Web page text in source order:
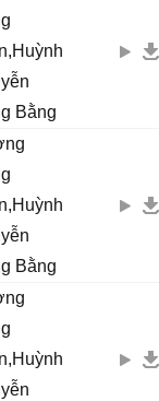
Bằng
Bằng